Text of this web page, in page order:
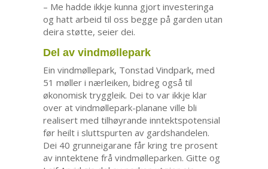
– Me hadde ikkje kunna gjort investeringa
og hatt arbeid til oss begge på garden utan
deira støtte, seier dei.
Del av vindmøllepark
Ein vindmøllepark, Tonstad Vindpark, med
51 møller i nærleiken, bidreg også til
økonomisk tryggleik. Dei to var ikkje klar
over at vindmøllepark-planane ville bli
realisert med tilhøyrande inntektspotensial
før heilt i sluttspurten av gardshandelen.
Dei 40 grunneigarane får kring tre prosent
av inntektene frå vindmølleparken. Gitte og